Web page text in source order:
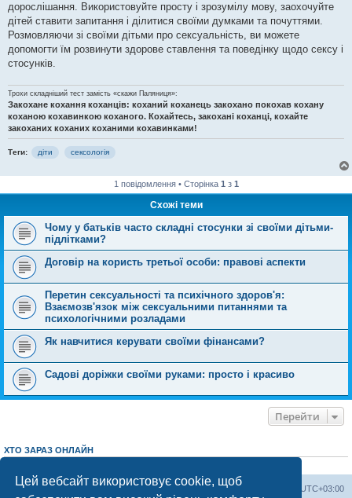
Цей вебсайт використовує cookie, щоб
дорослішання. Використовуйте просту і зрозумілу мову, заохочуйте
дітей ставити запитання і ділитися своїми думками та почуттями.
Розмовляючи зі своїми дітьми про сексуальність, ви можете
допомогти їм розвинути здорове ставлення та поведінку щодо сексу і
стосунків.
Трохи складніший тест замість «скажи Паляниця»:
Закохане кохання коханців: коханий коханець закохано покохав кохану
коханою кохавинкою коханого. Кохайтесь, закохані коханці, кохайте
закоханих коханих коханими кохавинками!
Теги: діти сексологія
1 повідомлення • Сторінка 1 з 1
Схожі теми
Чому у батьків часто складні стосунки зі своїми дітьми-
підлітками?
Договір на користь третьої особи: правові аспекти
Перетин сексуальності та психічного здоров'я:
Взаємозв'язок між сексуальними питаннями та
психологічними розладами
Як навчитися керувати своїми фінансами?
Садові доріжки своїми руками: просто і красиво
Перейти
ХТО ЗАРАЗ ОНЛАЙН
Херсонський форум UTC+03:00
Команда